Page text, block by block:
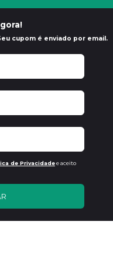
cupom é enviado por email.
de Privacidadee aceito